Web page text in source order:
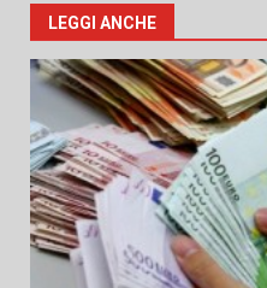
LEGGI ANCHE